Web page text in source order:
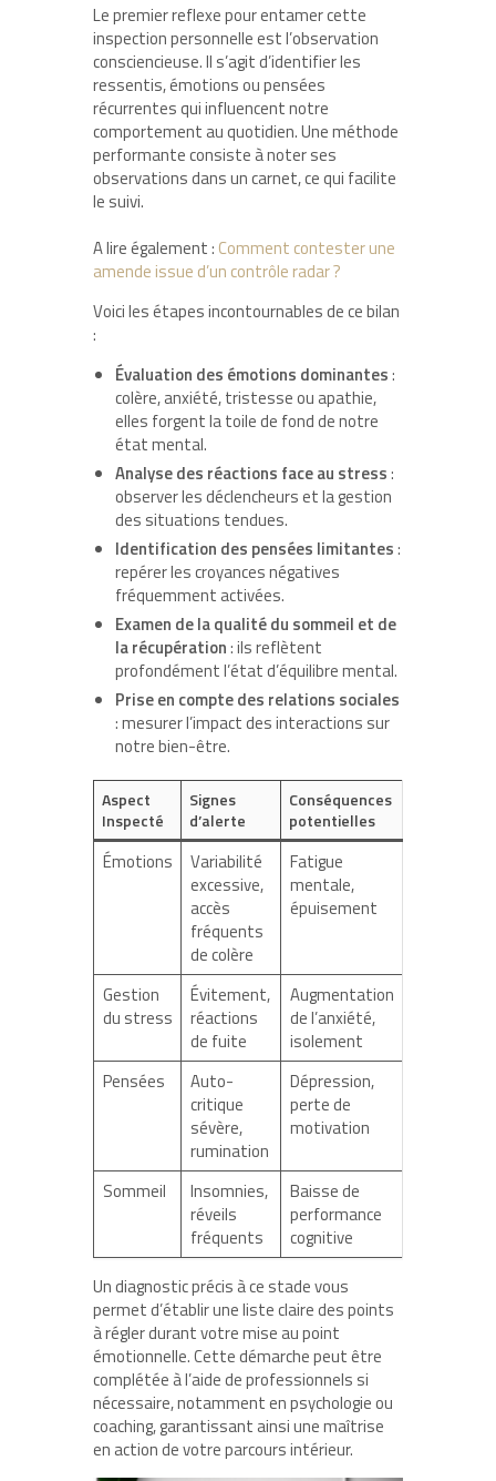
Le premier reflexe pour entamer cette
inspection personnelle est l’observation
consciencieuse. Il s’agit d’identifier les
ressentis, émotions ou pensées
récurrentes qui influencent notre
comportement au quotidien. Une méthode
performante consiste à noter ses
observations dans un carnet, ce qui facilite
le suivi.
A lire également : Comment contester une
amende issue d’un contrôle radar ?
Voici les étapes incontournables de ce bilan
:
Évaluation des émotions dominantes:
colère, anxiété, tristesse ou apathie,
elles forgent la toile de fond de notre
état mental.
Analyse des réactions face au stress:
observer les déclencheurs et la gestion
des situations tendues.
Identification des pensées limitantes:
repérer les croyances négatives
fréquemment activées.
Examen de la qualité du sommeil et de
la récupération: ils reflètent
profondément l’état d’équilibre mental.
Prise en compte des relations sociales
: mesurer l’impact des interactions sur
notre bien-être.
Aspect
Inspecté
Signes
d’alerte
Conséquences
potentielles
Émotions
Variabilité
excessive,
accès
fréquents
de colère
Fatigue
mentale,
épuisement
Gestion
du stress
Évitement,
réactions
de fuite
Augmentation
de l’anxiété,
isolement
Pensées
Auto-
critique
sévère,
rumination
Dépression,
perte de
motivation
Sommeil
Insomnies,
réveils
fréquents
Baisse de
performance
cognitive
Un diagnostic précis à ce stade vous
permet d’établir une liste claire des points
à régler durant votre mise au point
émotionnelle. Cette démarche peut être
complétée à l’aide de professionnels si
nécessaire, notamment en psychologie ou
coaching, garantissant ainsi une maîtrise
en action de votre parcours intérieur.